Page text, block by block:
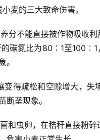
麦的三大致命伤害。
分不能直接被作物吸收利
碳氮比为80∶1至100∶1
。
得疏松和空隙增大，失
垄现象。
和虫卵，在秸秆直接粉碎